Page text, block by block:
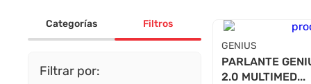
Categorías Filtros
Filtrar por:
GENIUS
PARLANTE
2.0 MULTIMED...